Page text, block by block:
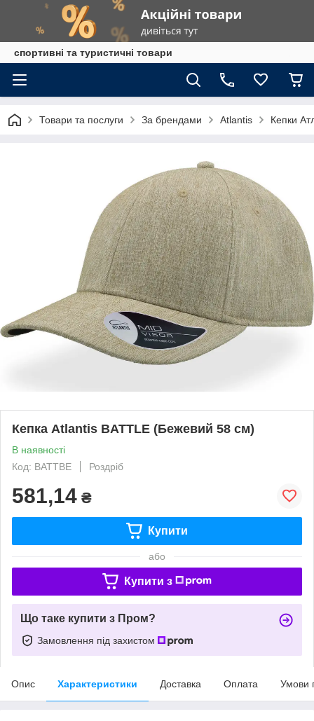
спортивні та туристичні товари
Товари та послуги За брендами Atlantis Кепки
Кепка Atlantis BATTLE (Бежевий 58 см)
В наявності
Код: BATTBE
Роздріб
581,14 ₴
Купити
або
Купити з
Що таке купити з Пром?
Замовлення під захистом
Опис Характеристики Доставка Оплата Умови